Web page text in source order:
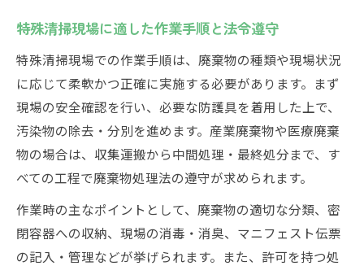
特殊清掃現場に適した作業手順と法令遵守
特殊清掃現場での作業手順は、廃棄物の種類や現場状況
に応じて柔軟かつ正確に実施する必要があります。まず
現場の安全確認を行い、必要な防護具を着用した上で、
汚染物の除去・分別を進めます。産業廃棄物や医療廃棄
物の場合は、収集運搬から中間処理・最終処分まで、す
べての工程で廃棄物処理法の遵守が求められます。
作業時の主なポイントとして、廃棄物の適切な分類、密
閉容器への収納、現場の消毒・消臭、マニフェスト伝票
の記入・管理などが挙げられます。また、許可を持つ処